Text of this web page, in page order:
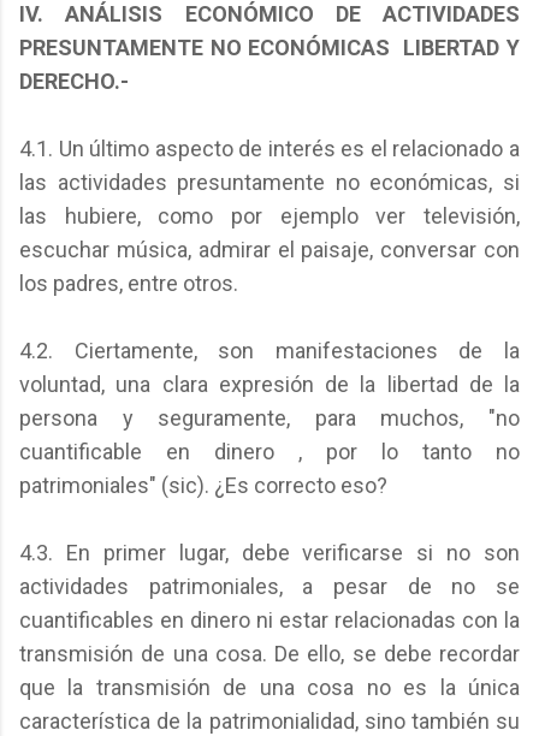
IV. ANÁLISIS ECONÓMICO DE ACTIVIDADES
PRESUNTAMENTE NO ECONÓMICAS LIBERTAD Y
DERECHO.-
4.1. Un último aspecto de interés es el relacionado a
las actividades presuntamente no económicas, si
las hubiere, como por ejemplo ver televisión,
escuchar música, admirar el paisaje, conversar con
los padres, entre otros.
4.2. Ciertamente, son manifestaciones de la
voluntad, una clara expresión de la libertad de la
persona y seguramente, para muchos, "no
cuantificable en dinero , por lo tanto no
patrimoniales" (sic). ¿Es correcto eso?
4.3. En primer lugar, debe verificarse si no son
actividades patrimoniales, a pesar de no se
cuantificables en dinero ni estar relacionadas con la
transmisión de una cosa. De ello, se debe recordar
que la transmisión de una cosa no es la única
característica de la patrimonialidad, sino también su